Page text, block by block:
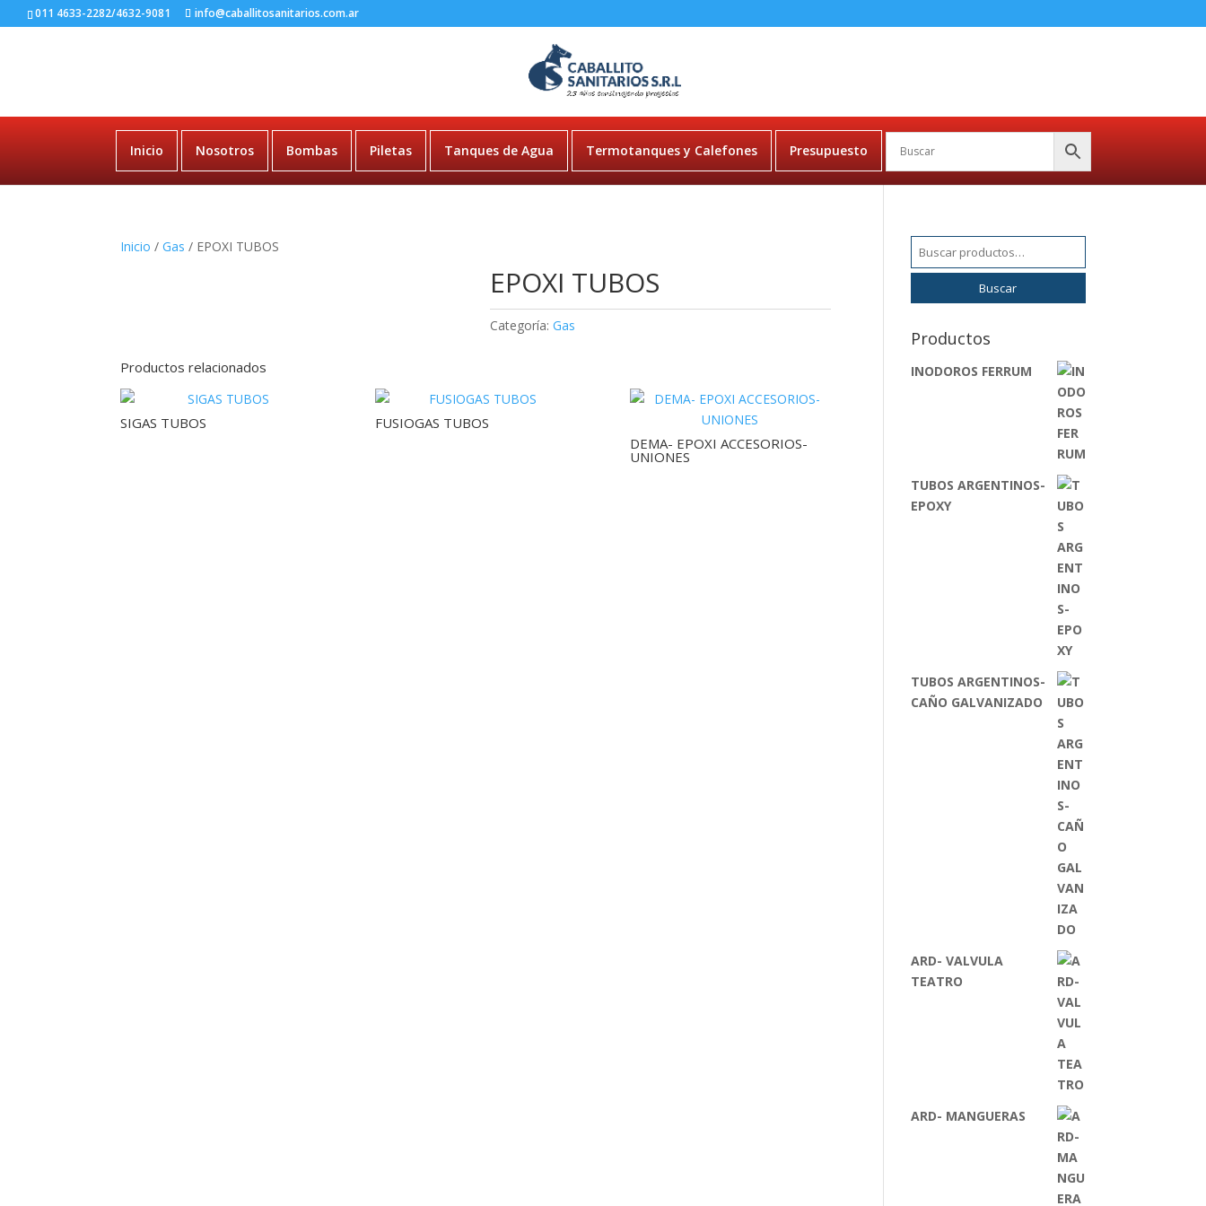
011 4633-2282/4632-9081 info@caballitosanitarios.com.ar
Inicio Nosotros Bombas Piletas Tanques de Agua Termotanques y Calefones Presupuesto
Inicio /Gas / EPOXI TUBOS
EPOXI TUBOS
Categoría:Gas
Productos relacionados
SIGAS TUBOS
FUSIOGAS TUBOS
DEMA- EPOXI ACCESORIOS-
UNIONES
Buscar
por:
Buscar
Productos
INODOROS FERRUM
TUBOS ARGENTINOS-
EPOXY
TUBOS ARGENTINOS-
CAÑO GALVANIZADO
ARD- VALVULA
TEATRO
ARD- MANGUERAS